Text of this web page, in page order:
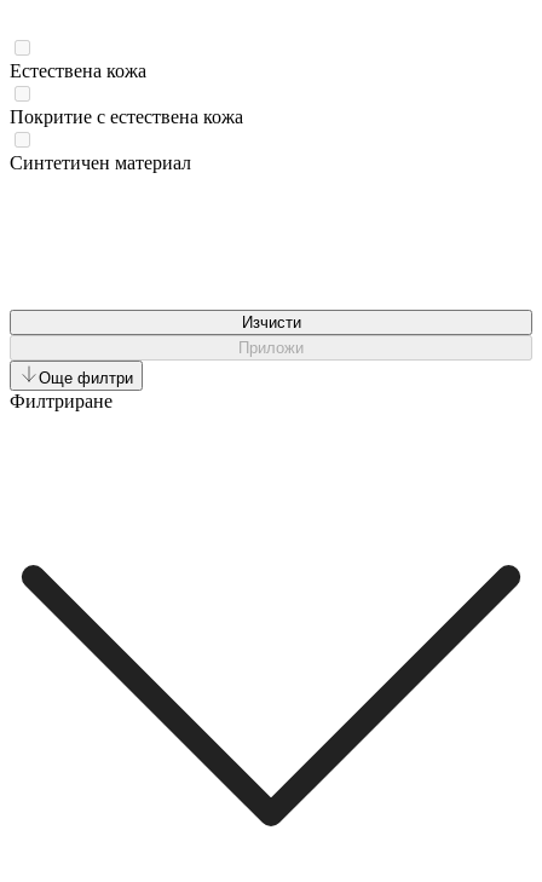
Естествена кожа
Покритие с естествена кожа
Синтетичен материал
Изчисти
Приложи
Още филтри
Филтриране